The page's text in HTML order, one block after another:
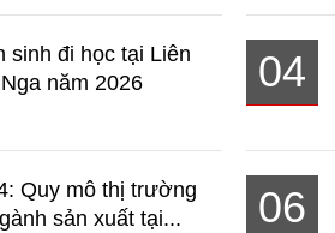
sinh đi học tại Liên
năm 2026
04
Quy mô thị trường
sản xuất tại...
06